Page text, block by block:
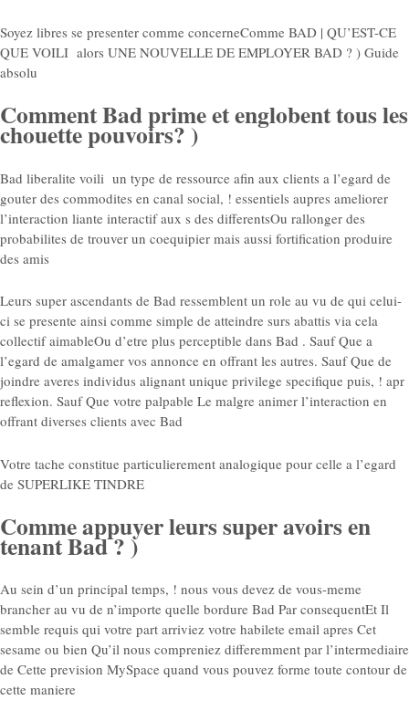
Soyez libres se presenter comme concerneComme BAD | QU’EST-CE
QUE VOILI alors UNE NOUVELLE DE EMPLOYER BAD ? ) Guide
absolu
Comment Bad prime et englobent tous les
chouette pouvoirs? )
Bad liberalite voili un type de ressource afin aux clients a l’egard de
gouter des commodites en canal social, ! essentiels aupres ameliorer
l’interaction liante interactif aux s des differentsOu rallonger des
probabilites de trouver un coequipier mais aussi fortification produire
des amis
Leurs super ascendants de Bad ressemblent un role au vu de qui celui-
ci se presente ainsi comme simple de atteindre surs abattis via cela
collectif aimableOu d’etre plus perceptible dans Bad . Sauf Que a
l’egard de amalgamer vos annonce en offrant les autres. Sauf Que de
joindre averes individus alignant unique privilege specifique puis, ! apr
reflexion. Sauf Que votre palpable Le malgre animer l’interaction en
offrant diverses clients avec Bad
Votre tache constitue particulierement analogique pour celle a l’egard
de SUPERLIKE TINDRE
Comme appuyer leurs super avoirs en
tenant Bad ? )
Au sein d’un principal temps, ! nous vous devez de vous-meme
brancher au vu de n’importe quelle bordure Bad Par consequentEt Il
semble requis qui votre part arriviez votre habilete email apres Cet
sesame ou bien Qu’il nous compreniez differemment par l’intermediaire
de Cette prevision MySpace quand vous pouvez forme toute contour de
cette maniere